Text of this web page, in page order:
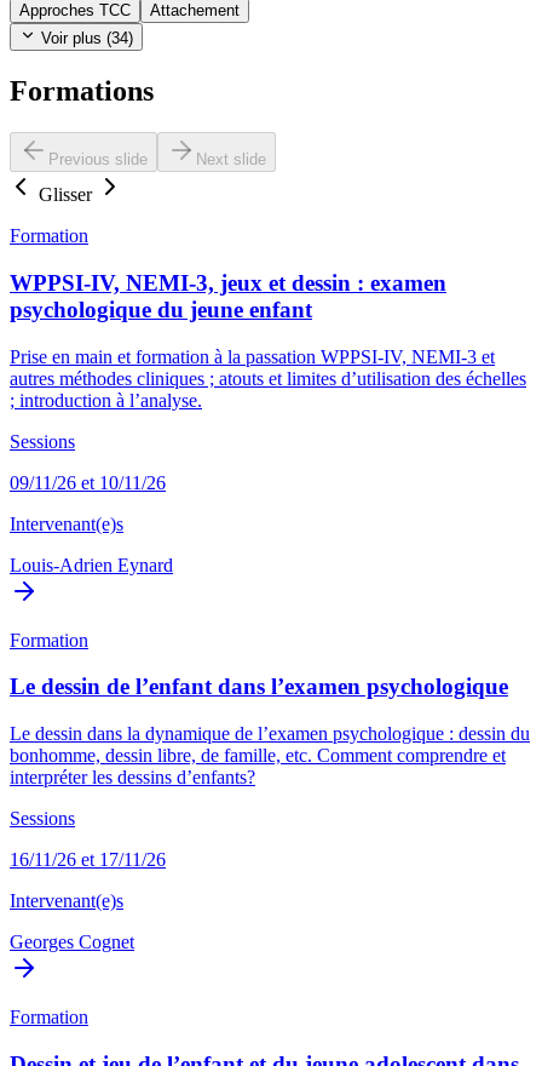
Approches TCC
Attachement
Voir plus (34)
Formations
Previous slide Next slide
Glisser
Formation
WPPSI-IV, NEMI-3, jeux et dessin : examen
psychologique du jeune enfant
Prise en main et formation à la passation WPPSI-IV, NEMI-3 et
autres méthodes cliniques ; atouts et limites d’utilisation des échelles
; introduction à l’analyse.
Sessions
09/11/26 et 10/11/26
Intervenant(e)s
Louis-Adrien Eynard
Formation
Le dessin de l’enfant dans l’examen psychologique
Le dessin dans la dynamique de l’examen psychologique : dessin du
bonhomme, dessin libre, de famille, etc. Comment comprendre et
interpréter les dessins d’enfants?
Sessions
16/11/26 et 17/11/26
Intervenant(e)s
Georges Cognet
Formation